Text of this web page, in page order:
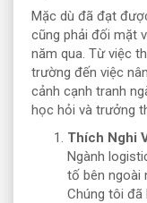
Mặc dù đã đạt
cũng phải đối mặt
năm qua. Từ việc
trường đến việc
cảnh cạnh tranh
học hỏi và trưởng
Thích Nghi
Ngành
tố bên ngoài
Chúng tôi đã